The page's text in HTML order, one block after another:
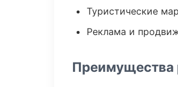
Туристические
Реклама и
Преимущества